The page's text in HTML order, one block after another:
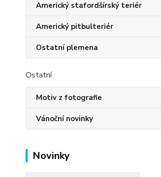
Americký stafordšírský teriér
Americký pitbulteriér
Ostatní plemena
Ostatní
Motiv z fotografie
Vánoční novinky
Novinky